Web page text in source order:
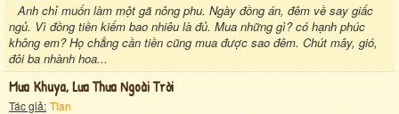
Anh chỉ muốn làm một gã nông phu. Ngày đồng án, đêm về say giấc
ngủ. Vì đồng tiền kiếm bao nhiêu là đủ. Mua những gì? có hạnh phúc
không em? Họ chẳng cần tiền cũng mua được sao đêm. Chút mây, gió,
đôi ba nhành hoa...
Mưa Khuya, Lưa Thưa Ngoài Trời
Tác giả: Tlan